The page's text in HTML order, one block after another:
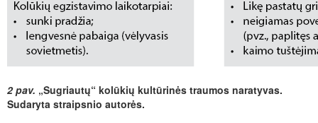
2 pav. „Sugriautų“ kolūkių kultūrinės traumos naratyvas.
Sudaryta straipsnio autorės.